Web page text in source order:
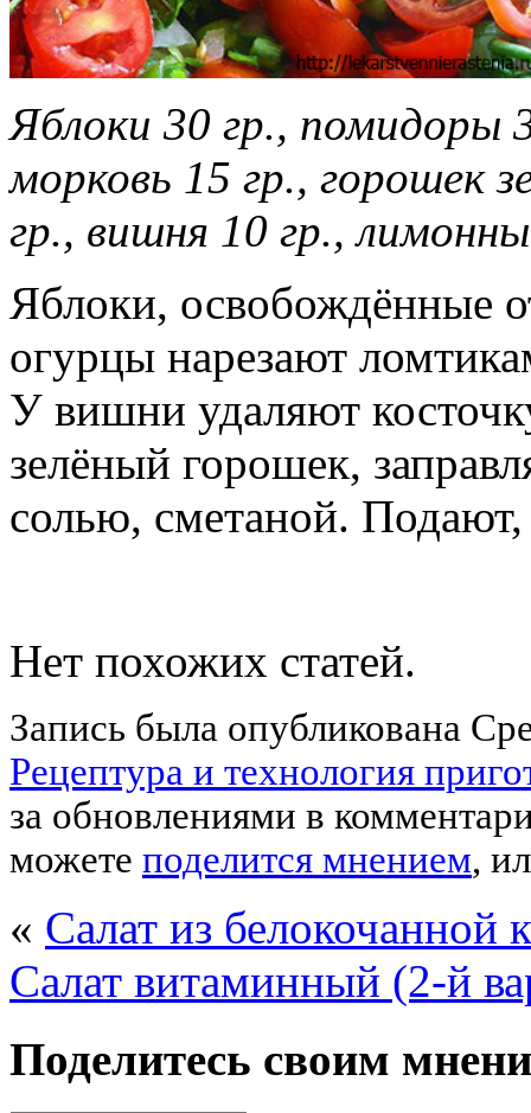
Яблоки 30 гр., помидоры
морковь 15 гр., горошек
гр., вишня 10 гр.,
Яблоки, освобождённые
огурцы нарезают
У вишни удаляют
зелёный горошек,
солью, сметаной.
Нет похожих статей.
Запись была опубликована
Рецептура и технология
за обновлениями в
можете поделится мнением,
« Салат из белокочанной
Салат витаминный (2-й
Поделитесь своим